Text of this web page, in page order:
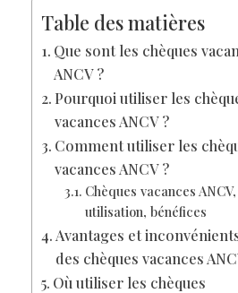
Table des matières
Que sont les chèques
ANCV ?
Pourquoi utiliser les
vacances ANCV ?
Comment utiliser les
vacances ANCV ?
Chèques vacances ANCV,
utilisation, bénéfices
Avantages et
des chèques vacances
Où utiliser les chèques